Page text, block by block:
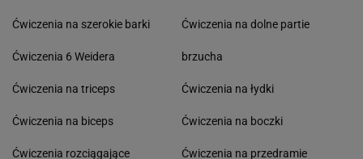
Ćwiczenia na szerokie barki
Ćwiczenia 6 Weidera
Ćwiczenia na triceps
Ćwiczenia na biceps
Ćwiczenia rozciągające
Ćwiczenia na dolne partie
brzucha
Ćwiczenia na łydki
Ćwiczenia na boczki
Ćwiczenia na przedramie